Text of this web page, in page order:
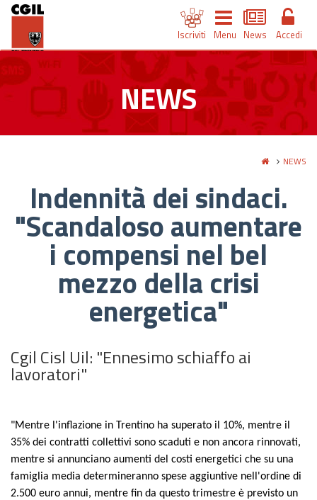
Iscriviti Menu News Accedi
NEWS
NEWS
Indennità dei sindaci.
"Scandaloso aumentare
i compensi nel bel
mezzo della crisi
energetica"
Cgil Cisl Uil: "Ennesimo schiaffo ai
lavoratori"
"Mentre l'inflazione in Trentino ha superato il 10%, mentre il
35% dei contratti collettivi sono scaduti e non ancora rinnovati,
mentre si annunciano aumenti del costi energetici che su una
famiglia media determineranno spese aggiuntive nell'ordine di
2.500 euro annui, mentre fin da questo trimestre è previsto un